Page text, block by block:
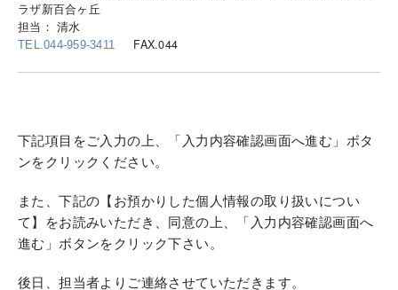
ラザ新百合ヶ丘
担当： 清水
TEL.044-959-3411 FAX.044
下記項目をご入力の上、「入力内容確認画面へ進む」ボタ
ンをクリックください。
また、下記の【お預かりした個人情報の取り扱いについ
て】をお読みいただき、同意の上、「入力内容確認画面へ
進む」ボタンをクリック下さい。
後日、担当者よりご連絡させていただきます。